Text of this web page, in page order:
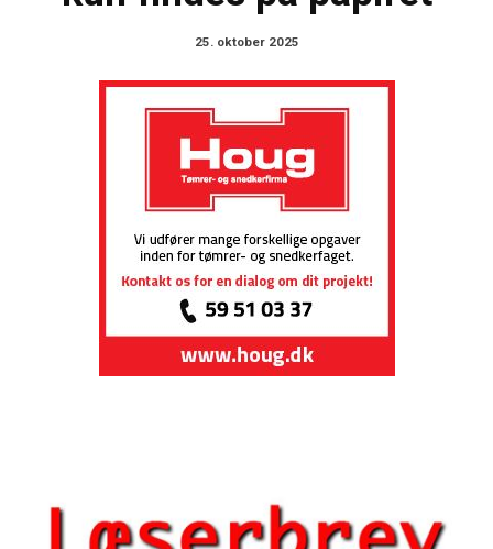
25. oktober 2025